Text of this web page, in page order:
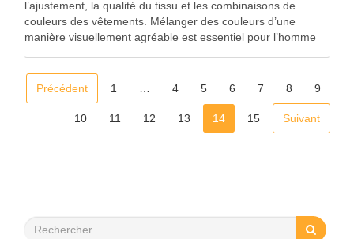
l’ajustement, la qualité du tissu et les combinaisons de
couleurs des vêtements. Mélanger des couleurs d’une
manière visuellement agréable est essentiel pour l’homme
Précédent
1 4 5 6 7 8 9
10 11 12 13 14 15 Suivant